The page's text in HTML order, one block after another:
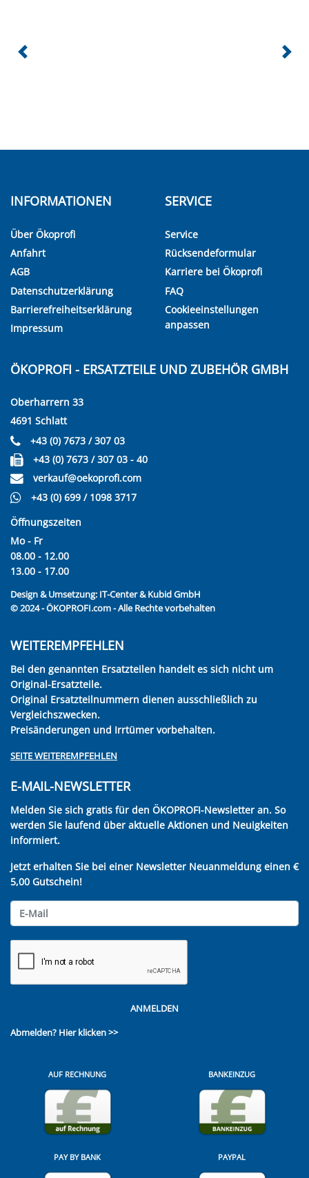
INFORMATIONEN
Über Ökoprofi
Anfahrt
AGB
Datenschutzerklärung
Barrierefreiheitserklärung
Impressum
SERVICE
Service
Rücksendeformular
Karriere bei Ökoprofi
FAQ
Cookieeinstellungen
anpassen
ÖKOPROFI - ERSATZTEILE UND ZUBEHÖR GMBH
Oberharrern 33
4691 Schlatt
+43 (0) 7673 / 307 03
+43 (0) 7673 / 307 03 - 40
verkauf@oekoprofi.com
+43 (0) 699 / 1098 3717
Öffnungszeiten
Mo - Fr
08.00 - 12.00
13.00 - 17.00
Design & Umsetzung: IT-Center & Kubid GmbH
© 2024 - ÖKOPROFI.com - Alle Rechte vorbehalten
WEITEREMPFEHLEN
Bei den genannten Ersatzteilen handelt es sich nicht um
Original-Ersatzteile.
Original Ersatzteilnummern dienen ausschließlich zu
Vergleichszwecken.
Preisänderungen und Irrtümer vorbehalten.
SEITE WEITEREMPFEHLEN
E-MAIL-NEWSLETTER
Melden Sie sich gratis für den ÖKOPROFI-Newsletter an. So
werden Sie laufend über aktuelle Aktionen und Neuigkeiten
informiert.
Jetzt erhalten Sie bei einer Newsletter Neuanmeldung einen €
5,00 Gutschein!
ANMELDEN
Abmelden? Hier klicken >>
AUF RECHNUNG BANKEINZUG
PAY BY BANK PAYPAL